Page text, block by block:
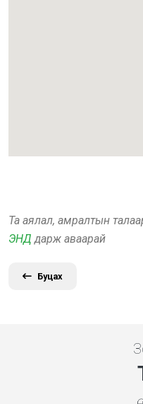
Та аялал, амралтын
ЭНД дарж аваарай
Буцах